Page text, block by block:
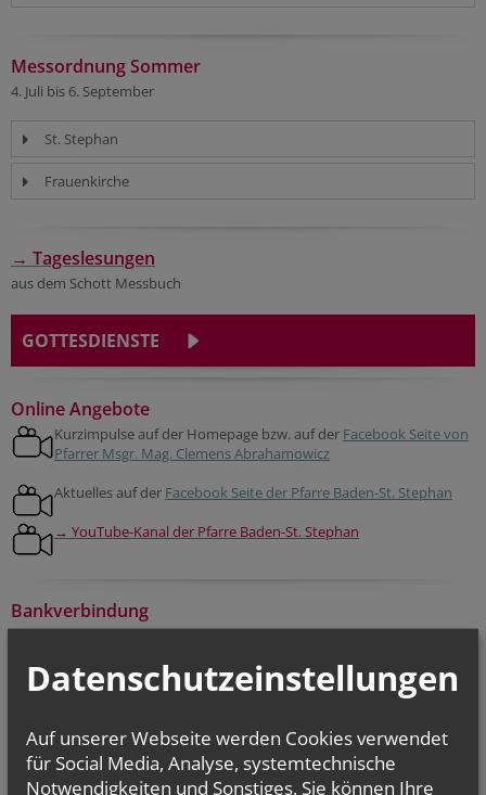
Messordnung Sommer
4. Juli bis 6. September
St. Stephan
Frauenkirche
→ Tageslesungen
aus dem Schott Messbuch
GOTTESDIENSTE
Online Angebote
Kurzimpulse auf der Homepage bzw. auf der Facebook Seite von
Pfarrer Msgr. Mag. Clemens Abrahamowicz
Aktuelles auf der Facebook Seite der Pfarre Baden-St. Stephan
→ YouTube-Kanal der Pfarre Baden-St. Stephan
Bankverbindung
Pfarre St. Stephan Baden
BIC:SPBDAT21XXX
Kirchenbeitragsstelle
Sprechstunden in Baden
am Pfarrplatz 7 am ersten Mittwoch im Monat von 08:00 bis 13:00, an
Datenschutzeinstellungen
Auf unserer Webseite werden Cookies verwendet
für Social Media, Analyse, systemtechnische
Notwendigkeiten und Sonstiges. Sie können Ihre